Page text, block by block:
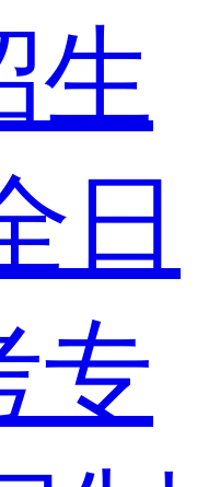
生
日
专